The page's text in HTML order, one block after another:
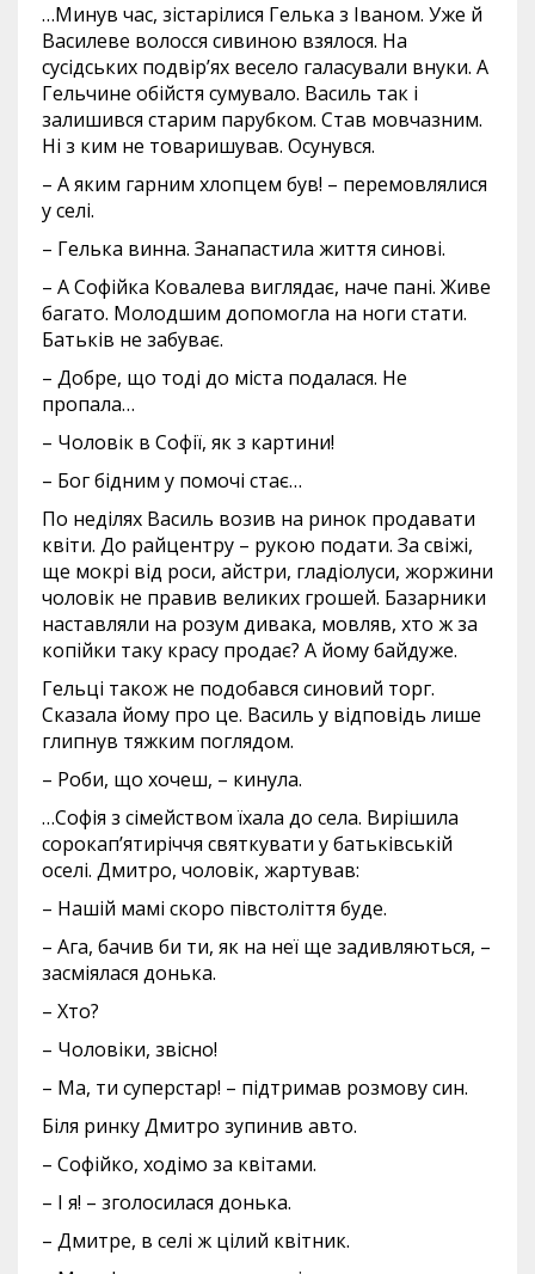
…Минув час, зістарілися Гелька з Іваном. Уже й
Василеве волосся сивиною взялося. На
сусідських подвір’ях весело галасували внуки. А
Гельчине обійстя сумувало. Василь так і
залишився старим парубком. Став мовчазним.
Ні з ким не товаришував. Осунувся.
– А яким гарним хлопцем був! – перемовлялися
у селі.
– Гелька винна. Занапастила життя синові.
– А Софійка Ковалева виглядає, наче пані. Живе
багато. Молодшим допомогла на ноги стати.
Батьків не забуває.
– Добре, що тоді до міста подалася. Не
пропала…
– Чоловік в Софії, як з картини!
– Бог бідним у помочі стає…
По неділях Василь возив на ринок продавати
квіти. До райцентру – рукою подати. За свіжі,
ще мокрі від роси, айстри, гладіолуси, жоржини
чоловік не правив великих грошей. Базарники
наставляли на розум дивака, мовляв, хто ж за
копійки таку красу продає? А йому байдуже.
Гельці також не подобався синовий торг.
Сказала йому про це. Василь у відповідь лише
глипнув тяжким поглядом.
– Роби, що хочеш, – кинула.
…Софія з сімейством їхала до села. Вирішила
сорокап’ятиріччя святкувати у батьківській
оселі. Дмитро, чоловік, жартував:
– Нашій мамі скоро півстоліття буде.
– Ага, бачив би ти, як на неї ще задивляються, –
засміялася донька.
– Хто?
– Чоловіки, звісно!
– Ма, ти суперстар! – підтримав розмову син.
Біля ринку Дмитро зупинив авто.
– Софійко, ходімо за квітами.
– І я! – зголосилася донька.
– Дмитре, в селі ж цілий квітник.